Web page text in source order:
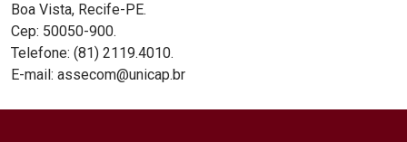
Boa Vista, Recife-PE.
Cep: 50050-900.
Telefone: (81) 2119.4010.
E-mail: assecom@unicap.br